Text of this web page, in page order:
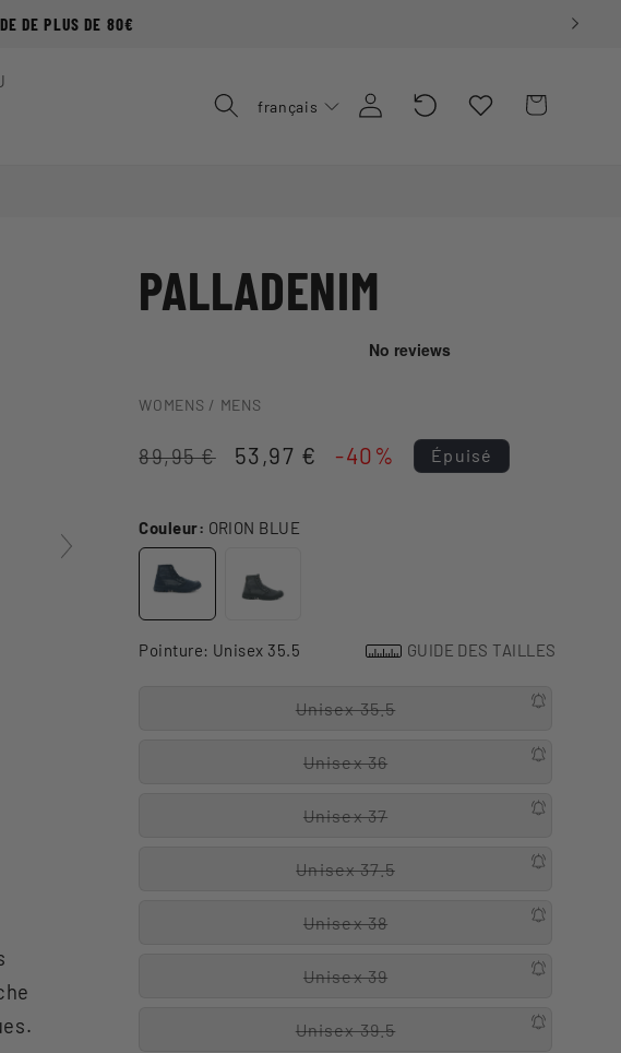
DE PLUS DE 80€
français Connexion
Recently
Viewed
Panier
PALLADENIM
WOMENS / MENS
Prix
89,95 €
Prix
53,97 € -40% Épuisé
Couleur: ORION BLUE
Pointure: Unisex 35.5 GUIDE DES TAILLES
Unisex 35.5
Unisex 36
Unisex 37
Unisex 37.5
Unisex 38
Unisex 39
Unisex 39.5